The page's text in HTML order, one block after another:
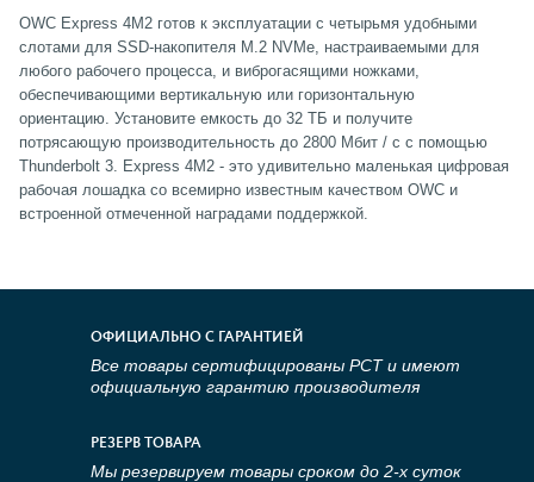
OWC Express 4M2 готов к эксплуатации с четырьмя удобными
слотами для SSD-накопителя M.2 NVMe, настраиваемыми для
любого рабочего процесса, и виброгасящими ножками,
обеспечивающими вертикальную или горизонтальную
ориентацию. Установите емкость до 32 ТБ и получите
потрясающую производительность до 2800 Мбит / с с помощью
Thunderbolt 3. Express 4M2 - это удивительно маленькая цифровая
рабочая лошадка со всемирно известным качеством OWC и
встроенной отмеченной наградами поддержкой.
ОФИЦИАЛЬНО С ГАРАНТИЕЙ
Все товары сертифицированы РСТ и имеют
официальную гарантию производителя
РЕЗЕРВ ТОВАРА
Мы резервируем товары сроком до 2-х суток